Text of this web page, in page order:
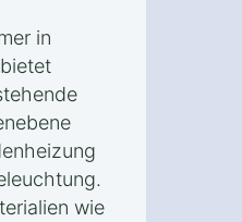
in
wie